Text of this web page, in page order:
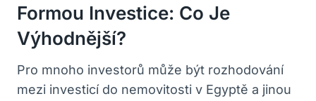
Formou Investice: Co Je
Výhodnější?
Pro mnoho investorů může být rozhodování
mezi investicí⁢ do nemovitosti v‌ Egyptě a jinou